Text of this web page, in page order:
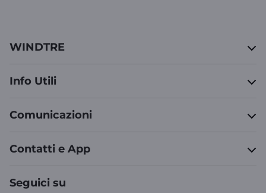
WINDTRE
Info Utili
Comunicazioni
Contatti e App
Seguici su